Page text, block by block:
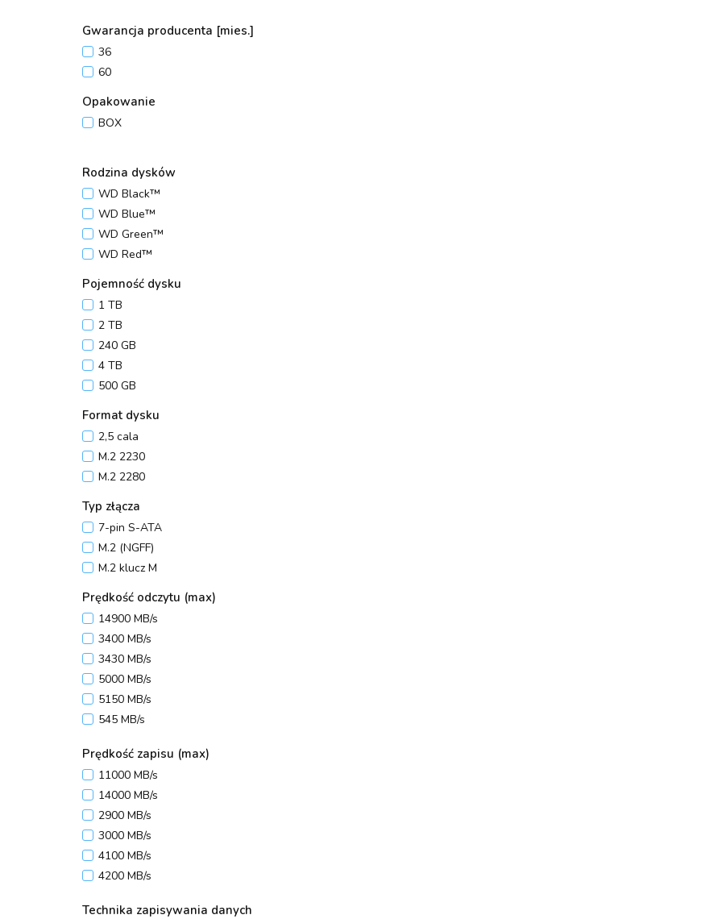
Gwarancja producenta [mies.]
36
60
Opakowanie
BOX
Rodzina dysków
WD Black™
WD Blue™
WD Green™
WD Red™
Pojemność dysku
1 TB
2 TB
240 GB
4 TB
500 GB
Format dysku
2,5 cala
M.2 2230
M.2 2280
Typ złącza
7-pin S-ATA
M.2 (NGFF)
M.2 klucz M
Prędkość odczytu (max)
14900 MB/s
3400 MB/s
3430 MB/s
5000 MB/s
5150 MB/s
545 MB/s
6600 MB/s
6900 MB/s
7000 MB/s
7100 MB/s
7250 MB/s
7300 MB/s
Prędkość zapisu (max)
11000 MB/s
14000 MB/s
2900 MB/s
3000 MB/s
4100 MB/s
4200 MB/s
Technika zapisywania danych